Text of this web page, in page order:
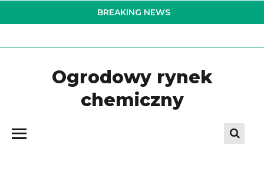
to
BREAKING NEWS
Ogrodowy rynek
chemiczny